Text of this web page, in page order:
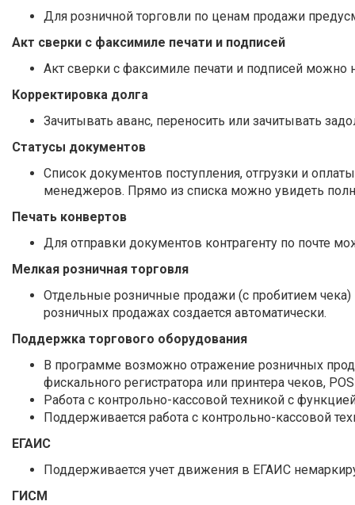
Для розничной торговли по ценам продажи
Акт сверки с факсимиле печати и подписей
Акт сверки с факсимиле печати и подписей можно
Корректировка долга
Зачитывать аванс, переносить или зачитывать
Статусы документов
Список документов поступления, отгрузки и
менеджеров. Прямо из списка можно увидеть
Печать конвертов
Для отправки документов контрагенту по почте
Мелкая розничная торговля
Отдельные розничные продажи (с пробитием
розничных продажах создается автоматически.
Поддержка торгового оборудования
В программе возможно отражение розничных
фискального регистратора или принтера чеков,
Работа с контрольно-кассовой техникой с
Поддерживается работа с контрольно-кассовой
ЕГАИС
Поддерживается учет движения в ЕГАИС
ГИСМ